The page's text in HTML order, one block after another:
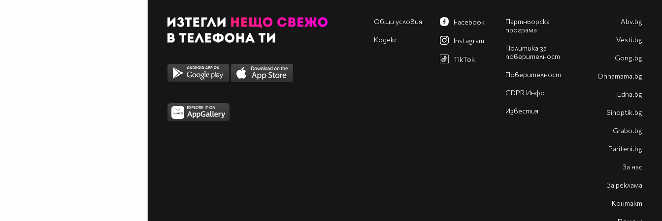
Общи условия
Кодекс
Партньорска
програма
Политика за
поверителност
Поверителност
GDPR Инфо
Известия
Facebook
Instagram
TikTok
Abv.bg
Vesti.bg
Gong.bg
Оhnamama.bg
Edna.bg
Sinoptik.bg
Grabo.bg
Pariteni.bg
За нас
За реклама
Контакт